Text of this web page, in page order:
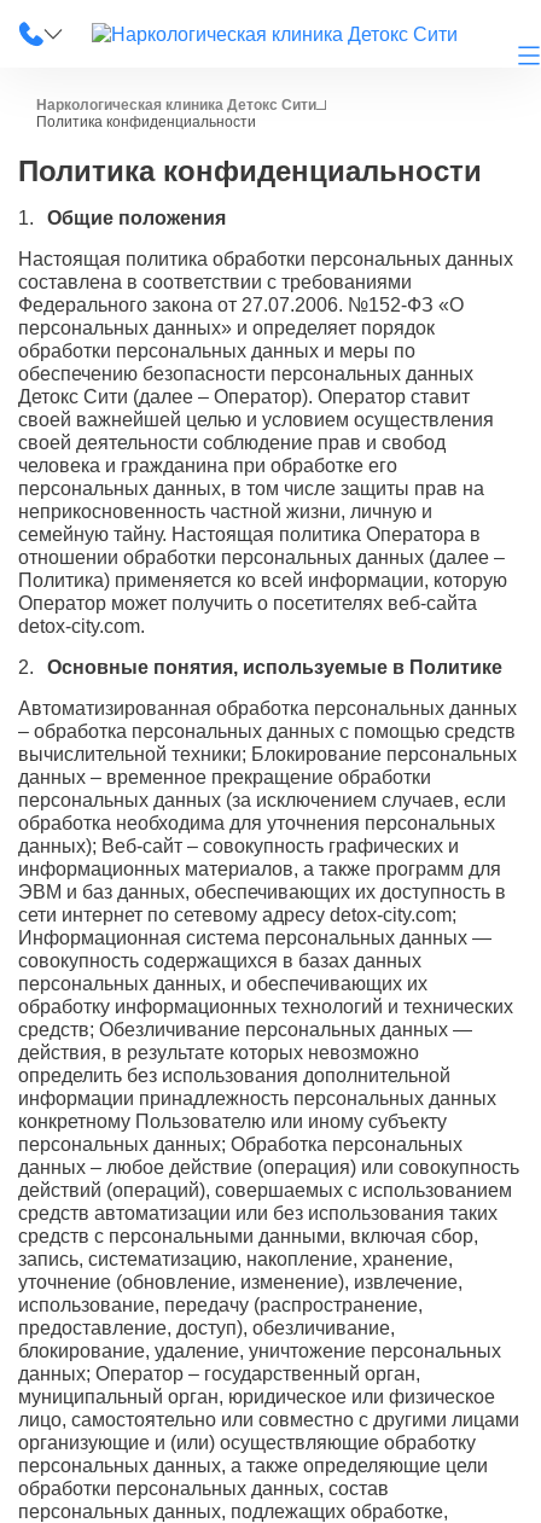
Наши услуги
Цены
Лицензии
Фотогалерея
Акции и скидки
Вопрос-ответ
Контакты
Вызвать врача на дом
Москва,
ул. Ленина, 15
Наркологическая клиника Детокс Сити
Политика конфиденциальности
Политика конфиденциальности
Общие положения
Настоящая политика обработки персональных данных
составлена в соответствии с требованиями
Федерального закона от 27.07.2006. №152-ФЗ «О
персональных данных» и определяет порядок
обработки персональных данных и меры по
обеспечению безопасности персональных данных
Детокс Сити (далее – Оператор). Оператор ставит
своей важнейшей целью и условием осуществления
своей деятельности соблюдение прав и свобод
человека и гражданина при обработке его
персональных данных, в том числе защиты прав на
неприкосновенность частной жизни, личную и
семейную тайну. Настоящая политика Оператора в
отношении обработки персональных данных (далее –
Политика) применяется ко всей информации, которую
Оператор может получить о посетителях веб-сайта
detox-city.com.
Основные понятия, используемые в Политике
Автоматизированная обработка персональных данных
– обработка персональных данных с помощью средств
вычислительной техники; Блокирование персональных
данных – временное прекращение обработки
персональных данных (за исключением случаев, если
обработка необходима для уточнения персональных
данных); Веб-сайт – совокупность графических и
информационных материалов, а также программ для
ЭВМ и баз данных, обеспечивающих их доступность в
сети интернет по сетевому адресу detox-city.com;
Информационная система персональных данных —
совокупность содержащихся в базах данных
персональных данных, и обеспечивающих их
обработку информационных технологий и технических
средств; Обезличивание персональных данных —
действия, в результате которых невозможно
определить без использования дополнительной
информации принадлежность персональных данных
конкретному Пользователю или иному субъекту
персональных данных; Обработка персональных
данных – любое действие (операция) или совокупность
действий (операций), совершаемых с использованием
средств автоматизации или без использования таких
средств с персональными данными, включая сбор,
запись, систематизацию, накопление, хранение,
уточнение (обновление, изменение), извлечение,
использование, передачу (распространение,
предоставление, доступ), обезличивание,
блокирование, удаление, уничтожение персональных
данных; Оператор – государственный орган,
муниципальный орган, юридическое или физическое
лицо, самостоятельно или совместно с другими лицами
организующие и (или) осуществляющие обработку
персональных данных, а также определяющие цели
обработки персональных данных, состав
персональных данных, подлежащих обработке,